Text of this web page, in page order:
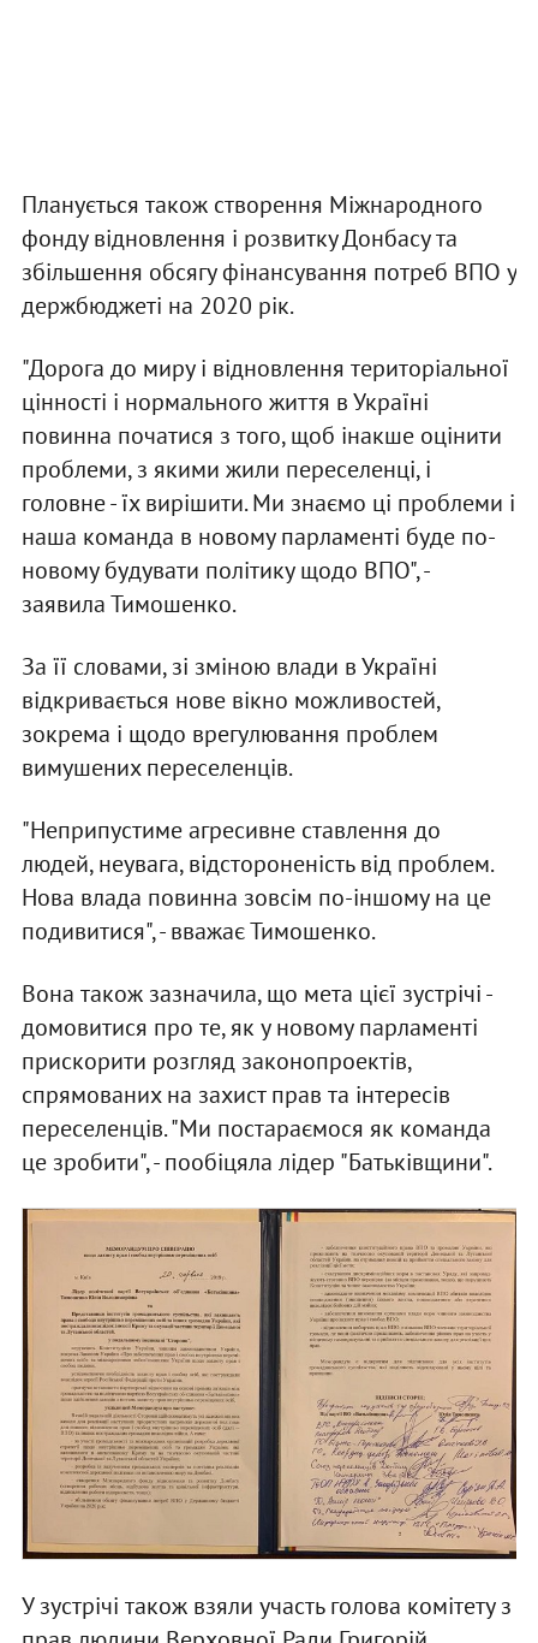
Планується також створення Міжнародного
фонду відновлення і розвитку Донбасу та
збільшення обсягу фінансування потреб ВПО у
держбюджеті на 2020 рік.
"Дорога до миру і відновлення територіальної
цінності і нормального життя в Україні
повинна початися з того, щоб інакше оцінити
проблеми, з якими жили переселенці, і
головне - їх вирішити. Ми знаємо ці проблеми і
наша команда в новому парламенті буде по-
новому будувати політику щодо ВПО", -
заявила Тимошенко.
За її словами, зі зміною влади в Україні
відкривається нове вікно можливостей,
зокрема і щодо врегулювання проблем
вимушених переселенців.
"Неприпустиме агресивне ставлення до
людей, неувага, відстороненість від проблем.
Нова влада повинна зовсім по-іншому на це
подивитися", - вважає Тимошенко.
Вона також зазначила, що мета цієї зустрічі -
домовитися про те, як у новому парламенті
прискорити розгляд законопроектів,
спрямованих на захист прав та інтересів
переселенців. "Ми постараємося як команда
це зробити", - пообіцяла лідер "Батьківщини".
У зустрічі також взяли участь голова комітету з